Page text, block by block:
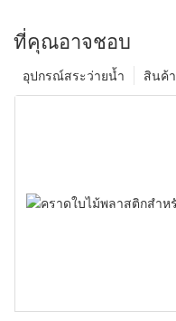
ที่คุณอาจชอบ
สินค้า
อุปกรณ์สระว่ายน้ำ